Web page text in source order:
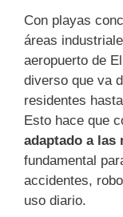
Con playas
áreas
aeropuerto de
diverso que va
residentes
Esto hace que
adaptado a las
fundamental
accidentes,
uso diario.